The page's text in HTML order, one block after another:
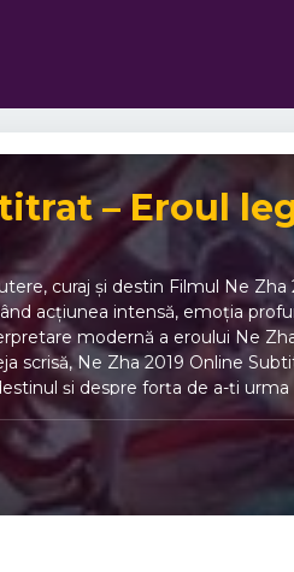
– Eroul
curaj și destin Filmul Ne
acțiunea intensă, emoția
modernă a eroului Ne
scrisă, Ne Zha 2019 Online
și despre forța de a-ți
detalii uimitoare și efecte
memorabile: Ne Zha este un
sine și lupta interioară. 🌏
o sferă magică menită să
privesc ca pe un blestem. Cu